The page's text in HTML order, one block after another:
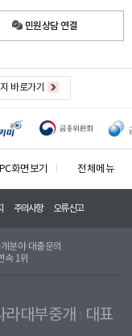
민원상담 연결
바로가기
PC화면보기 전체메뉴
주의사항 오류신고
분야 대출문의
속 1위
라대부중개
대표